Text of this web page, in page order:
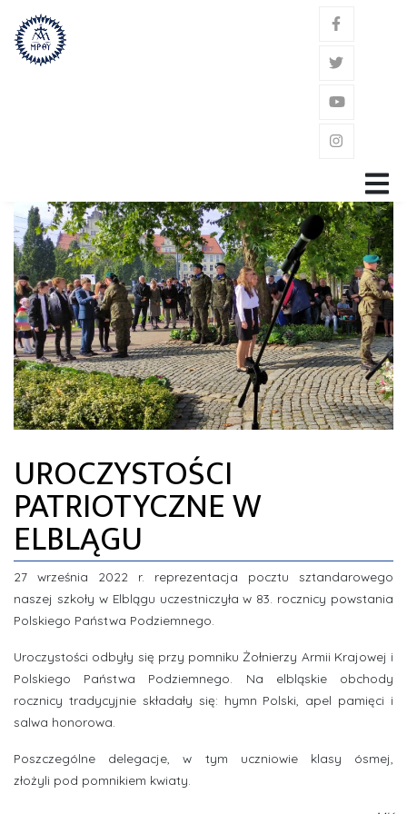
GŁÓWNA
ZAKON
ŚW. JÓZEF KALASANCJUSZ
POWOŁANIE
GDZIE JESTEŚMY?
ZDJĘCIA
INFORMACJE
UROCZYSTOŚCI
PATRIOTYCZNE W
ELBLĄGU
27 września 2022 r. reprezentacja pocztu sztandarowego
naszej szkoły w Elblągu uczestniczyła w 83. rocznicy powstania
Polskiego Państwa Podziemnego.
Uroczystości odbyły się przy pomniku Żołnierzy Armii Krajowej i
Polskiego Państwa Podziemnego. Na elbląskie obchody
rocznicy tradycyjnie składały się: hymn Polski, apel pamięci i
salwa honorowa.
Poszczególne delegacje, w tym uczniowie klasy ósmej,
złożyli pod pomnikiem kwiaty.